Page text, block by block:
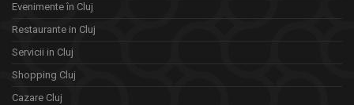
Evenimente în Cluj
Restaurante in Cluj
Servicii in Cluj
Shopping Cluj
Cazare Cluj